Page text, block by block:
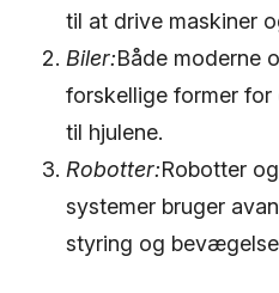
til at drive maskiner
Biler:Både moderne
forskellige former
til hjulene.
Robotter:Robotter
systemer bruger
styring og